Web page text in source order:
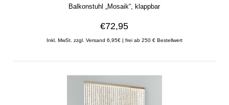
Balkonstuhl „Mosaik“, klappbar
€72,95
Inkl. MwSt. zzgl. Versand 6,95€ | frei ab 250 € Bestellwert